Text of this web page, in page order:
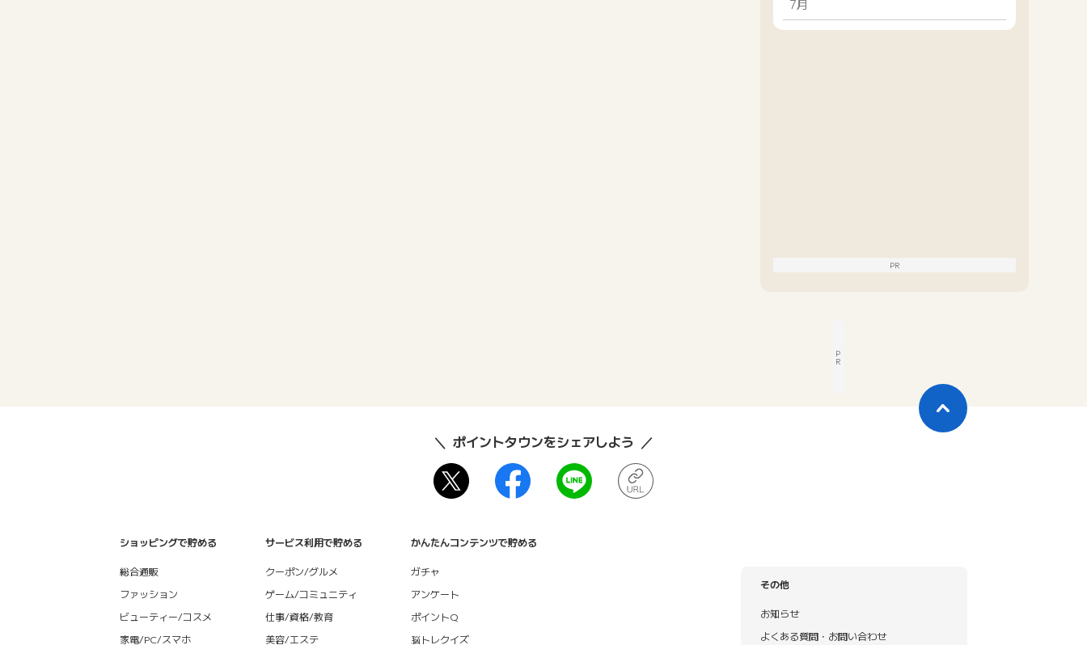
7月
PR
P
R
ポイントタウンをシェアしよう
ショッピングで貯める
総合通販
ファッション
ビューティー/コスメ
家電/PC/スマホ
サービス利用で貯める
クーポン/グルメ
ゲーム/コミュニティ
仕事/資格/教育
美容/エステ
かんたんコンテンツで貯める
ガチャ
アンケート
ポイントQ
脳トレクイズ
その他
お知らせ
よくある質問・お問い合わせ